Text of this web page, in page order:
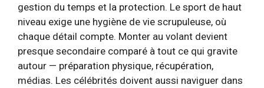
gestion du temps et la protection. Le sport de haut
niveau exige une hygiène de vie scrupuleuse, où
chaque détail compte. Monter au volant devient
presque secondaire comparé à tout ce qui gravite
autour — préparation physique, récupération,
médias. Les célébrités doivent aussi naviguer dans